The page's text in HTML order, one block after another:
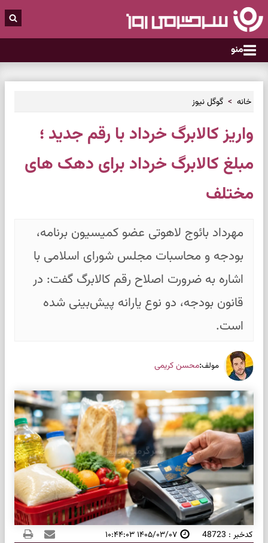
منو
خانه گوگل نیوز
واریز کالابرگ خرداد با رقم جدید ؛
مبلغ کالابرگ خرداد برای دهک های
مختلف
مهرداد بائوج لاهوتی عضو کمیسیون برنامه،
بودجه و محاسبات مجلس شورای اسلامی با
اشاره به ضرورت اصلاح رقم کالابرگ گفت: در
قانون بودجه، دو نوع یارانه پیش‌بینی شده
است.
مولف:محسن کریمی
کدخبر : 48723 ۱۴۰۵/۰۳/۰۷ ۱۰:۴۴:۰۳